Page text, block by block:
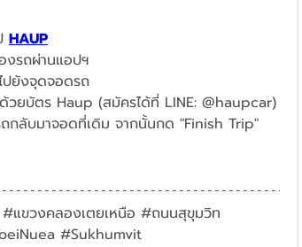
HAUP
งรถผ่านแอปฯ​
ปยังจุดจอดรถ
ยบัตร Haup (สมัครได้ที่ LINE: @haupcar)
ถกลับมาจอดที่เดิม จากนั้นกด "Finish Trip"
แขวงคลองเตยเหนือ #ถนนสุขุมวิท
#Sukhumvit